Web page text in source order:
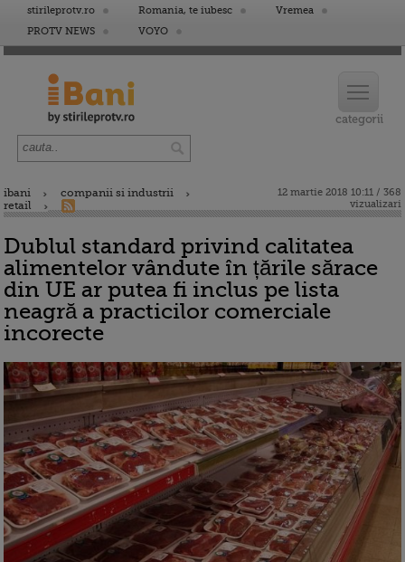
stirileprotv.ro Romania, te iubesc
Vremea
PROTV NEWS
VOYO
ibani
companii si industrii
retail
12 martie 2018 10:11 / 368
vizualizari
Dublul standard privind calitatea
alimentelor vândute în țările sărace
din UE ar putea fi inclus pe lista
neagră a practicilor comerciale
incorecte